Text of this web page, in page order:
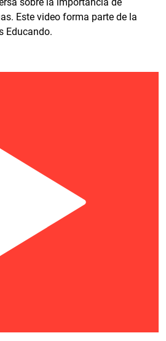
Este video forma parte de la
Educando.